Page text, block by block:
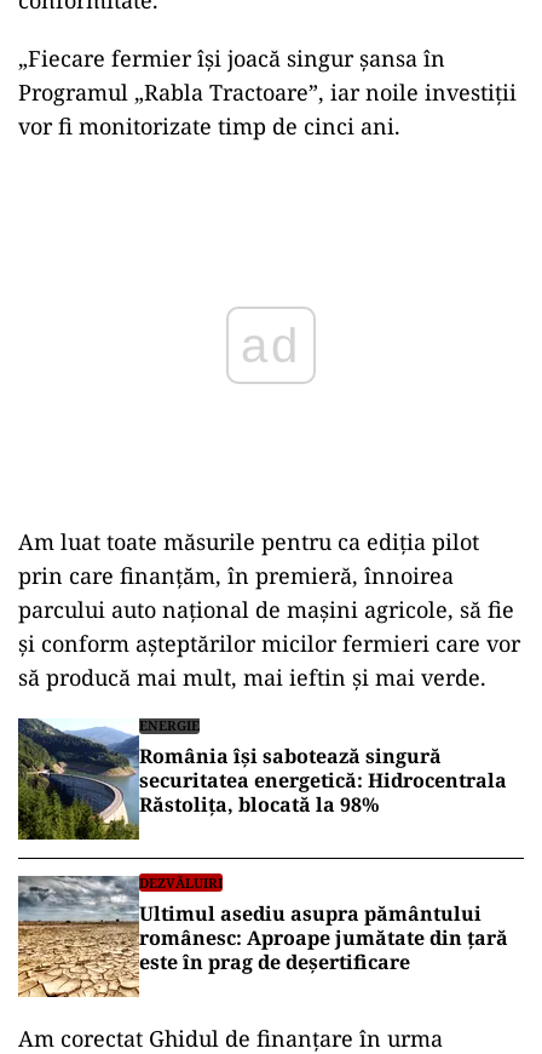
„Fiecare fermier își joacă singur șansa în
Programul „Rabla Tractoare”, iar noile investiții
vor fi monitorizate timp de cinci ani.
Am luat toate măsurile pentru ca ediția pilot
prin care finanțăm, în premieră, înnoirea
parcului auto național de mașini agricole, să fie
și conform așteptărilor micilor fermieri care vor
să producă mai mult, mai ieftin și mai verde.
ENERGIE
România își sabotează singură
securitatea energetică: Hidrocentrala
Răstolița, blocată la 98%
DEZVĂLUIRI
Ultimul asediu asupra pământului
românesc: Aproape jumătate din țară
este în prag de deșertificare
Am corectat Ghidul de finanțare în urma